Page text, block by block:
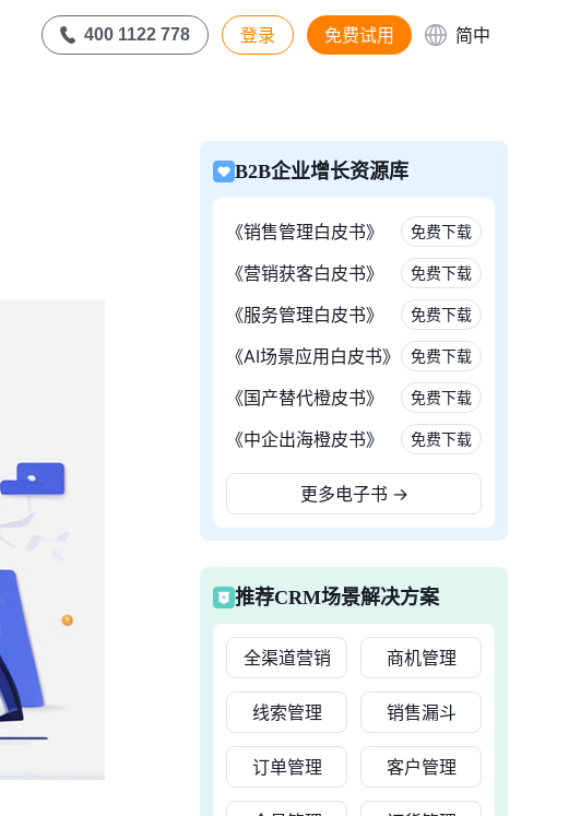
400 1122 778 登录 免费试用 简中
B2B企业增长资源库
《销售管理白皮书》 免费下载
《营销获客白皮书》 免费下载
《服务管理白皮书》 免费下载
《AI场景应用白皮书》 免费下载
《国产替代橙皮书》 免费下载
《中企出海橙皮书》 免费下载
更多电子书 →
推荐CRM场景解决方案
全渠道营销 商机管理
线索管理 销售漏斗
订单管理 客户管理